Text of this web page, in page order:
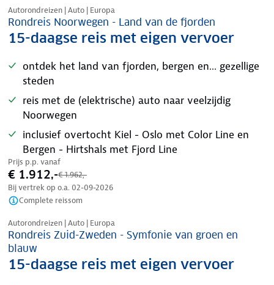
Autorondreizen | Auto | Europa
Rondreis Noorwegen - Land van de fjorden
15-daagse reis met eigen vervoer
ontdek het land van fjorden, bergen en... gezellige
steden
reis met de (elektrische) auto naar veelzijdig
Noorwegen
inclusief overtocht Kiel - Oslo met Color Line en
Bergen - Hirtshals met Fjord Line
Prijs p.p. vanaf
€ 1.912,-€ 1.962,-
Bij vertrek op o.a. 02-09-2026
Complete reissom
Nazomer korting
Autorondreizen | Auto | Europa
Rondreis Zuid-Zweden - Symfonie van groen en
blauw
15-daagse reis met eigen vervoer